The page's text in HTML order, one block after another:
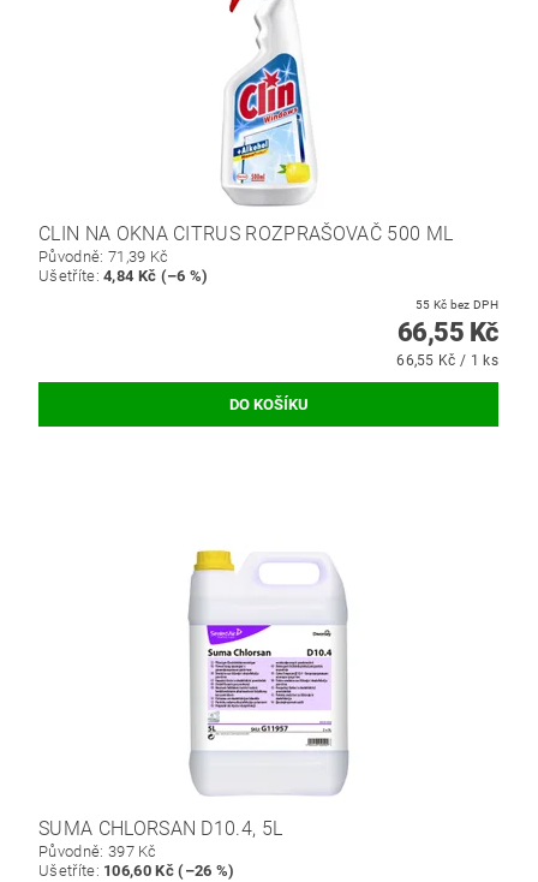
CLIN NA OKNA CITRUS ROZPRAŠOVAČ 500 ML
Původně: 71,39 Kč
Ušetříte:4,84 Kč (–6 %)
55 Kč bez DPH
66,55 Kč
66,55 Kč / 1 ks
SUMA CHLORSAN D10.4, 5L
Původně: 397 Kč
Ušetříte: 106,60 Kč (–26 %)